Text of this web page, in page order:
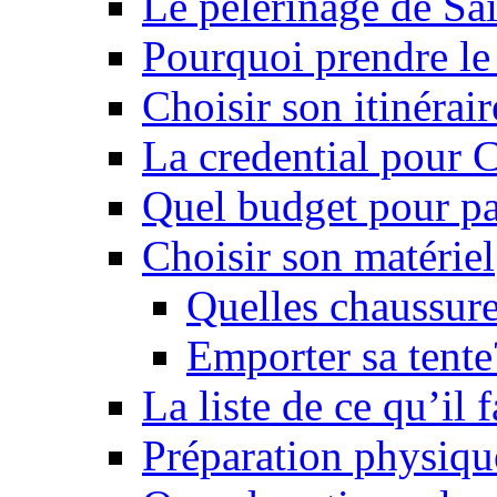
Pourquoi prendre
Choisir son
La credential pour
Quel budget pour
Choisir son matériel
Quelles
Emporter sa
La liste de ce qu’il
Préparation